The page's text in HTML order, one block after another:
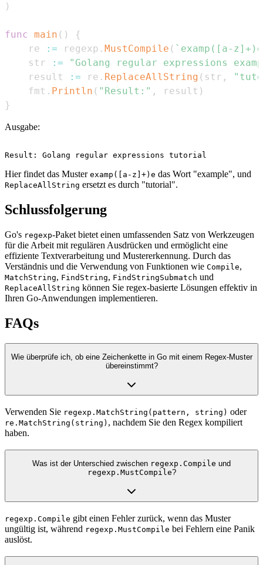
)
func main ( )
{
    re
:= regexp . MustCompile ( `examp([a-
    str
:=
"Golang regular expressions
    result
:= re . ReplaceAllString ( str ,
    fmt
. Println ( "Result:" , result )
}
Ausgabe:
Hier findet das Muster examp([a-z]+)e das Wort "example", und
ReplaceAllString ersetzt es durch "tutorial".
Schlussfolgerung
Go's regexp-Paket bietet einen umfassenden Satz von Werkzeugen
für die Arbeit mit regulären Ausdrücken und ermöglicht eine
effiziente Textverarbeitung und Mustererkennung. Durch das
Verständnis und die Verwendung von Funktionen wie Compile,
MatchString, FindString, FindStringSubmatch und
ReplaceAllString können Sie regex-basierte Lösungen effektiv in
Ihren Go-Anwendungen implementieren.
FAQs
Wie überprüfe ich, ob eine Zeichenkette in Go mit einem Regex-Muster
übereinstimmt?
Verwenden Sie regexp.MatchString(pattern, string) oder
re.MatchString(string) , nachdem Sie den Regex kompiliert
haben.
Was ist der Unterschied zwischen regexp.Compile und
regexp.MustCompile?
regexp.Compile gibt einen Fehler zurück, wenn das Muster
ungültig ist, während regexp.MustCompile bei Fehlern eine Panik
auslöst.